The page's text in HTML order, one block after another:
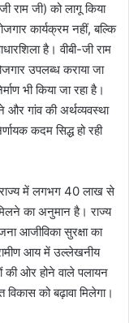
राम जी) को लागू किया
कार्यक्रम नहीं, बल्कि
है। वीबी-जी राम
उपलब्ध कराया जा
भी किया जा रहा है।
और गांव की अर्थव्यवस्था
कदम सिद्ध हो रही
राज्य में लगभग 40 लाख से
मिलने का अनुमान है। राज्य
आजीविका सुरक्षा का
आय में उल्लेखनीय
की ओर होने वाले पलायन
को बढ़ावा मिलेगा।